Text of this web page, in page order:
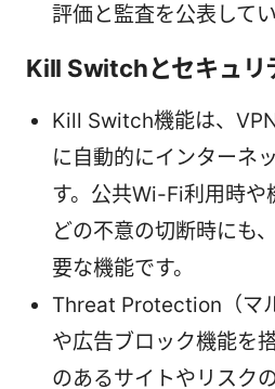
評価と監査を公表して
Kill Switchとセキュリ
Kill Switch機能は、
に自動的にインターネ
す。公共Wi-Fi利用時や
どの不意の切断時にも
要な機能です。
Threat Protection（マル
や広告ブロック機能を
のあるサイトやリスク